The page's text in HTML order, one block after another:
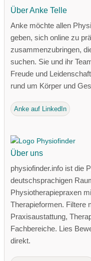
Über Anke Telle
Anke möchte allen
geben, sich online zu
zusammenzubringen,
suchen. Sie und ihr
Freude und
rund um Körper und
Anke auf LinkedIn
Über uns
physiofinder.info ist die
deutschsprachigen
Physiotherapiepraxen
Therapieformen. Filtere
Praxisaustattung,
Fachbereiche. Lies
direkt.